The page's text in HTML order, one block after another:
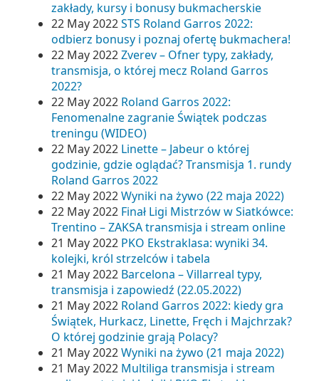
zakłady, kursy i bonusy bukmacherskie
22 May 2022STS Roland Garros 2022:
odbierz bonusy i poznaj ofertę bukmachera!
22 May 2022Zverev – Ofner typy, zakłady,
transmisja, o której mecz Roland Garros
2022?
22 May 2022 Roland Garros 2022:
Fenomenalne zagranie Świątek podczas
treningu (WIDEO)
22 May 2022 Linette – Jabeur o której
godzinie, gdzie oglądać? Transmisja 1. rundy
Roland Garros 2022
22 May 2022Wyniki na żywo (22 maja 2022)
22 May 2022 Finał Ligi Mistrzów w Siatkówce:
Trentino – ZAKSA transmisja i stream online
21 May 2022 PKO Ekstraklasa: wyniki 34.
kolejki, król strzelców i tabela
21 May 2022 Barcelona – Villarreal typy,
transmisja i zapowiedź (22.05.2022)
21 May 2022 Roland Garros 2022: kiedy gra
Świątek, Hurkacz, Linette, Fręch i Majchrzak?
O której godzinie grają Polacy?
21 May 2022Wyniki na żywo (21 maja 2022)
21 May 2022 Multiliga transmisja i stream